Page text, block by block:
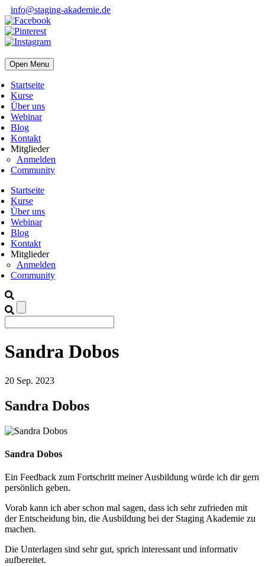
info@staging-akademie.de
Open Menu
Startseite
Kurse
Über uns
Webinar
Blog
Kontakt
Mitglieder
Anmelden
Community
Startseite
Kurse
Über uns
Webinar
Blog
Kontakt
Mitglieder
Anmelden
Community
Sandra Dobos
20 Sep. 2023
Sandra Dobos
Sandra Dobos
Ein Feedback zum Fortschritt meiner Ausbildung würde ich dir gern
persönlich geben.
Vorab kann ich aber schon mal sagen, dass ich sehr zufrieden mit
der Entscheidung bin, die Ausbildung bei der Staging Akademie zu
machen.
Die Unterlagen sind sehr gut, sprich interessant und informativ
aufbereitet.